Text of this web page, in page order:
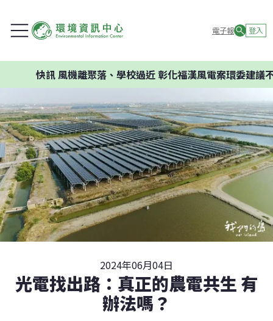
電子報 登入
風機離聚落、學校過近 彰化福漢風電案環委建議不應開發
2024年06月04日
光電找出路：真正的農電共生 有
辦法嗎？